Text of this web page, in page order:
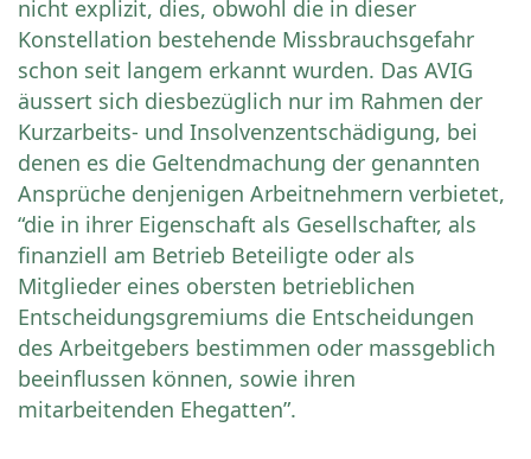
nicht explizit, dies, obwohl die in dieser
Konstellation bestehende Missbrauchsgefahr
schon seit langem erkannt wurden. Das AVIG
äussert sich diesbezüglich nur im Rahmen der
Kurzarbeits- und Insolvenzentschädigung, bei
denen es die Geltendmachung der genannten
Ansprüche denjenigen Arbeitnehmern verbietet,
“die in ihrer Eigenschaft als Gesellschafter, als
finanziell am Betrieb Beteiligte oder als
Mitglieder eines obersten betrieblichen
Entscheidungsgremiums die Entscheidungen
des Arbeitgebers bestimmen oder massgeblich
beeinflussen können, sowie ihren
mitarbeitenden Ehegatten”.